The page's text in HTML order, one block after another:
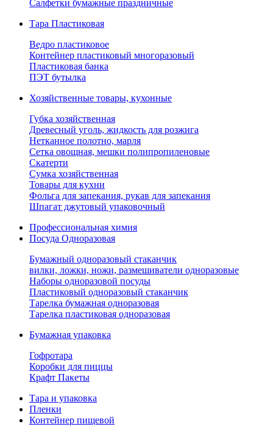
Салфетки бумажные праздничные
Тара Пластиковая
Ведро пластиковое
Контейнер пластиковый многоразовый
Пластиковая банка
ПЭТ бутылка
Хозяйственные товары, кухонные
Губка хозяйственная
Древесный уголь, жидкость для розжига
Нетканное полотно, марля
Сетка овощная, мешки полипропиленовые
Скатерти
Сумка хозяйственная
Товары для кухни
Фольга для запекания, рукав для запекания
Шпагат джутовый упаковочный
Профессиональная химия
Посуда Одноразовая
Бумажный одноразовый стаканчик
вилки, ложки, ножи, размешиватели одноразовые
Наборы одноразовой посуды
Пластиковый одноразовый стаканчик
Тарелка бумажная одноразовая
Тарелка пластиковая одноразовая
Бумажная упаковка
Гофротара
Коробки для пиццы
Крафт Пакеты
Тара и упаковка
Пленки
Контейнер пищевой